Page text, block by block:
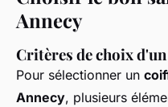
Annecy
Critères de choix
Pour sélectionner un
Annecy, plusieurs